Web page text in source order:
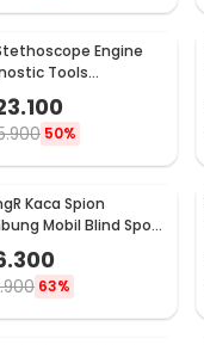
Engine
Tools
Mesin Mobil -
50%
Kaca Spion
Mobil Blind Spot
Angle 50mm 2 Pcs -
63%